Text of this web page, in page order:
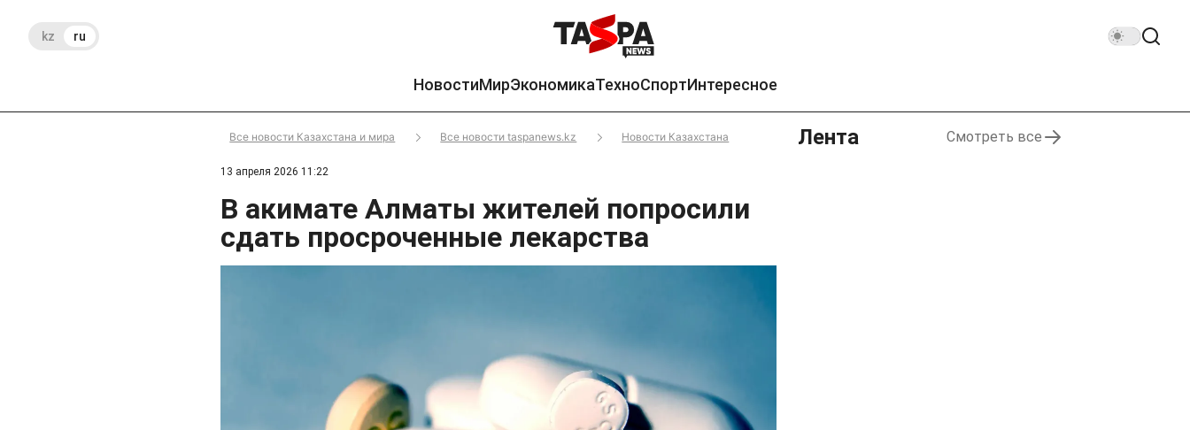
kz ru
НовостиМирЭкономикаТехноСпортИнтересное
Все новости Казахстана и мира Все новости taspanews.kz Новости Казахстана
13 апреля 2026 11:22
В акимате Алматы жителей попросили
сдать просроченные лекарства
Лента Смотреть все